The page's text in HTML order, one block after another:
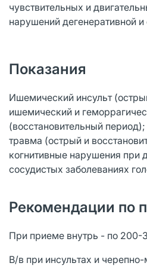
чувствительных и
нарушений дегенеративной и
Показания
Ишемический инсульт
ишемический и
(восстановительный
травма (острый и
когнитивные нарушения при
сосудистых заболеваниях
Рекомендации по
При приеме внутрь - по 200-
В/в при инсультах и